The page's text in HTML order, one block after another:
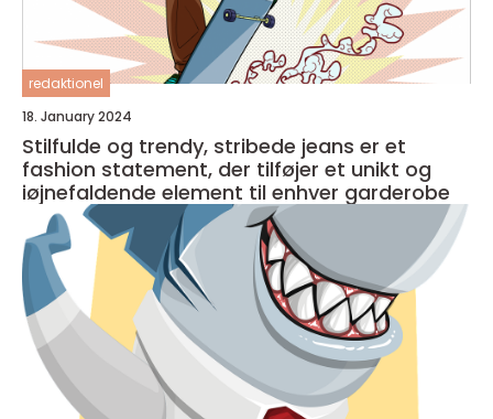
redaktionel
18. January 2024
Stilfulde og trendy, stribede jeans er et
fashion statement, der tilføjer et unikt og
iøjnefaldende element til enhver garderobe